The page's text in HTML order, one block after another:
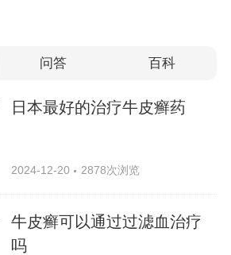
问答 百科
日本最好的治疗牛皮癣药
2024-12-20 2878次浏览
牛皮癣可以通过过滤血治疗
吗